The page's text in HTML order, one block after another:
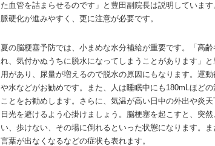
た血管を詰まらせるのです」と豊田副院長は説明していま
脈硬化が進みやすく、更に注意が必要です。
夏の脳梗塞予防では、小まめな水分補給が重要です。「高
れ、気付かぬうちに脱水になってしまうことがあります」
用があり、尿量が増えるので脱水の原因にもなります。運
や水などがお勧めです。また、人は睡眠中にも180mLほど
ことをお勧めします。さらに、気温が高い日中の外出や炎
日光を避けるよう心掛けましょう。脳梗塞を起こすと、突
い、歩けない、その場に倒れるといった状態になります。
言葉が出なくなるなどの症状も表れます。